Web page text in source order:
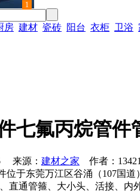
1
房 建材 瓷砖 阳台 衣柜 卫浴
七氟丙烷管件
来源： 建材之家 作者：
于东莞万江区谷涌（107国
直通管箍、大小头、活接、